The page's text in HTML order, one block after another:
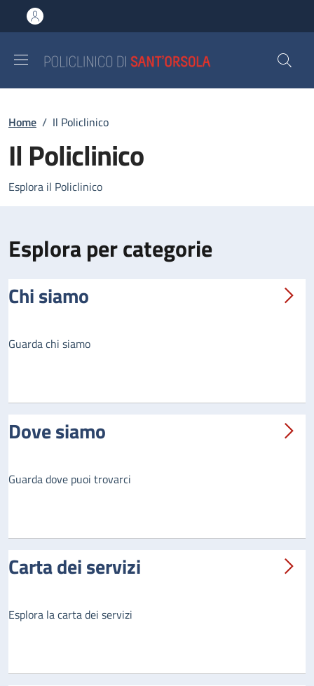
al contenuto principale
to footer content
Briciole di pane
Home / Il Policlinico
Il Policlinico
Esplora il Policlinico
Esplora per categorie
Chi siamo
Guarda chi siamo
Dove siamo
Guarda dove puoi trovarci
Carta dei servizi
Esplora la carta dei servizi